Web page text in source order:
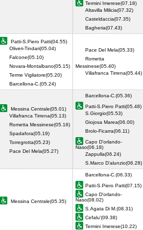
Termini Imerese(07.18)
Altavilla Milicia(07.32)
Casteldaccia(07.35)
Bagheria(07.43)
Patti-S.Piero Patti(04.55)
Oliveri-Tindari(05.04)
Falcone(05.10)
Novara-Montalbano(05.15)
Terme Vigliatore(05.20)
Barcellona-C.(05.24)
Pace Del Mela(05.33)
Rometta
Messinese(05.40)
Villafranca Tirrena(05.44)
Messina Centrale(05.01)
Villafranca Tirrena(05.13)
Rometta Messinese(05.16)
Spadafora(05.19)
Torregrotta(05.23)
Pace Del Mela(05.27)
Barcellona-C.(05.36)
Patti-S.Piero Patti(05.48)
S.Giorgio(05.53)
Giojosa Marea(06.00)
Brolo-Ficarra(06.11)
Capo D'orlando-
Naso(06.18)
Zappulla(06.24)
S.Marco D'alunzio(06.28)
Messina Centrale(05.35)
Barcellona-C.(06.33)
Patti-S.Piero Patti(07.15)
Capo D'orlando-
Naso(08.02)
S.Agata Di M.(08.31)
Cefalu'(09.38)
Termini Imerese(10.22)